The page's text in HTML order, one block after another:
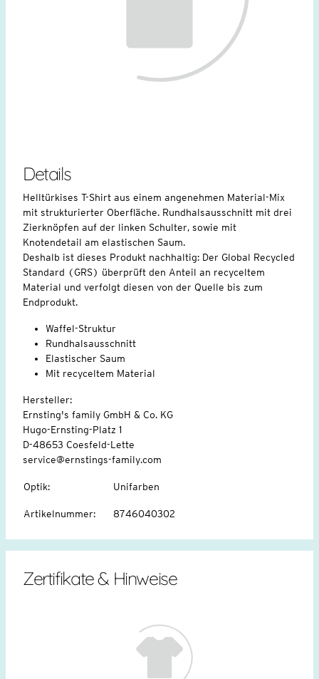
Details
Helltürkises T-Shirt aus einem angenehmen Material-Mix
mit strukturierter Oberfläche. Rundhalsausschnitt mit drei
Zierknöpfen auf der linken Schulter, sowie mit
Knotendetail am elastischen Saum.
Deshalb ist dieses Produkt nachhaltig: Der Global Recycled
Standard (GRS) überprüft den Anteil an recyceltem
Material und verfolgt diesen von der Quelle bis zum
Endprodukt.
Waffel-Struktur
Rundhalsausschnitt
Elastischer Saum
Mit recyceltem Material
Hersteller:
Ernsting's family GmbH & Co. KG
Hugo-Ernsting-Platz 1
D-48653 Coesfeld-Lette
service@ernstings-family.com
Optik: Unifarben
Artikelnummer: 8746040302
Zertifikate & Hinweise